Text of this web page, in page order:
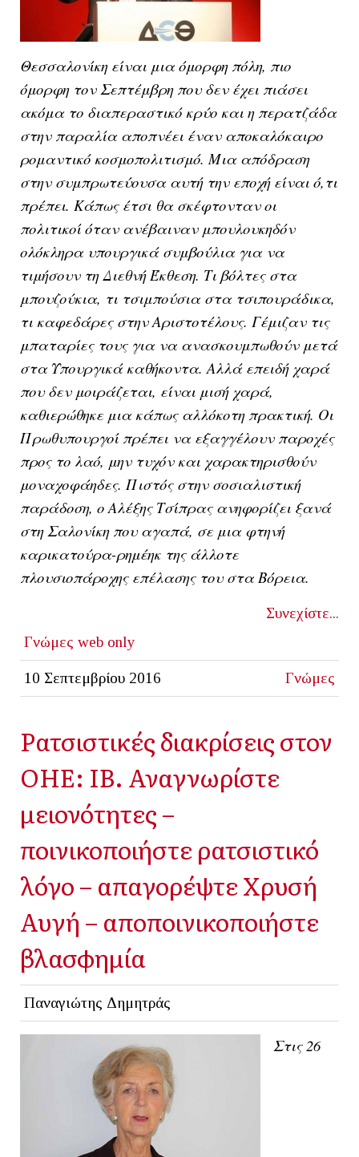
Θεσσαλονίκη είναι μια όμορφη πόλη, πιο
όμορφη τον Σεπτέμβρη που δεν έχει πιάσει
ακόμα το διαπεραστικό κρύο και η περατζάδα
στην παραλία αποπνέει έναν αποκαλόκαιρο
ρομαντικό κοσμοπολιτισμό. Μια απόδραση
στην συμπρωτεύουσα αυτή την εποχή είναι ό,τι
πρέπει. Κάπως έτσι θα σκέφτονταν οι
πολιτικοί όταν ανέβαιναν μπουλουκηδόν
ολόκληρα υπουργικά συμβούλια για να
τιμήσουν τη Διεθνή Έκθεση. Τι βόλτες στα
μπουζούκια, τι τσιμπούσια στα τσιπουράδικα,
τι καφεδάρες στην Αριστοτέλους. Γέμιζαν τις
μπαταρίες τους για να ανασκουμπωθούν μετά
στα Υπουργικά καθήκοντα. Αλλά επειδή χαρά
που δεν μοιράζεται, είναι μισή χαρά,
καθιερώθηκε μια κάπως αλλόκοτη πρακτική. Οι
Πρωθυπουργοί πρέπει να εξαγγέλουν παροχές
προς το λαό, μην τυχόν και χαρακτηρισθούν
μοναχοφάηδες. Πιστός στην σοσιαλιστική
παράδοση, ο Αλέξης Τσίπρας ανηφορίζει ξανά
στη Σαλονίκη που αγαπά, σε μια φτηνή
καρικατούρα-ρημέηκ της άλλοτε
πλουσιοπάροχης επέλασης του στα Βόρεια.
Συνεχίστε...
Γνώμες web only
10 Σεπτεμβρίου 2016 Γνώμες
Ρατσιστικές διακρίσεις στον
ΟΗΕ: ΙΒ. Αναγνωρίστε
μειονότητες –
ποινικοποιήστε ρατσιστικό
λόγο – απαγορέψτε Χρυσή
Αυγή – αποποινικοποιήστε
βλασφημία
Παναγιώτης Δημητράς
Στις 26